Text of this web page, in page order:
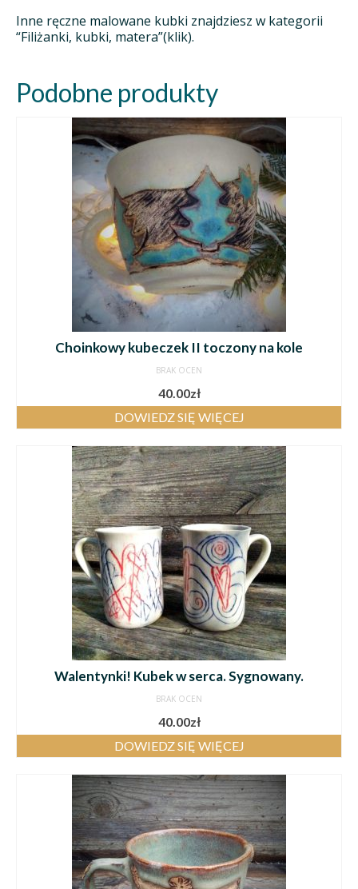
Inne ręczne malowane kubki znajdziesz w kategorii
“Filiżanki, kubki, matera”(klik).
Podobne produkty
Choinkowy kubeczek II toczony na kole
BRAK OCEN
40.00zł
DOWIEDZ SIĘ WIĘCEJ
Walentynki! Kubek w serca. Sygnowany.
BRAK OCEN
40.00zł
DOWIEDZ SIĘ WIĘCEJ